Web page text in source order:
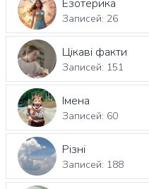
Езотерика
Записей: 26
Цікаві факти
Записей: 151
Імена
Записей: 60
Різні
Записей: 188